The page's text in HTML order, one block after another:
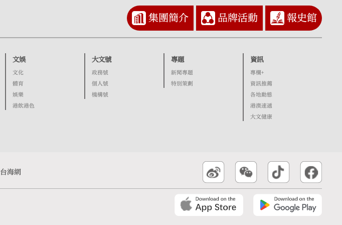
集團簡介 品牌活動 報史館
文娛
文化
體育
娛樂
港飲港色
大文號
政務號
個人號
機構號
專題
新聞專題
特別策劃
資訊
專欄+
資訊推薦
各地動態
港澳速遞
大文健康
台海網